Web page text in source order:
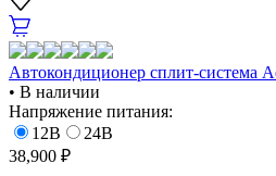
Автокондиционер сплит-система
• В наличии
Напряжение питания:
12В
24В
38,900 ₽